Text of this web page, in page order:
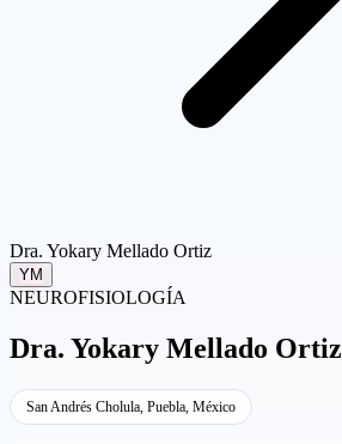
Dra. Yokary Mellado Ortiz
YM
NEUROFISIOLOGÍA
Dra. Yokary Mellado Ortiz
San Andrés Cholula, Puebla, México